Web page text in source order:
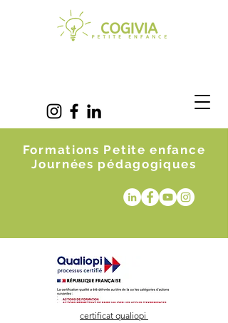
Formations Petite enfance
Journées pédagogiques
certificat qualiopi